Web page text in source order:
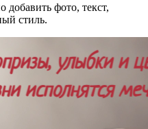
фото, текст,
стиль.